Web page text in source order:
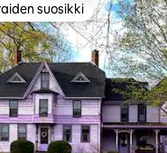
suosikkien
suosikki